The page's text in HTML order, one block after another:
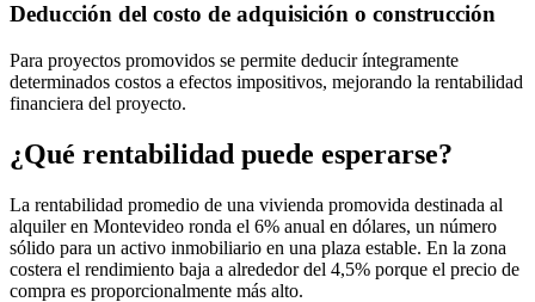
Deducción del costo de adquisición o construcción
Para proyectos promovidos se permite deducir íntegramente
determinados costos a efectos impositivos, mejorando la rentabilidad
financiera del proyecto.
¿Qué rentabilidad puede esperarse?
La rentabilidad promedio de una vivienda promovida destinada al
alquiler en Montevideo ronda el 6% anual en dólares, un número
sólido para un activo inmobiliario en una plaza estable. En la zona
costera el rendimiento baja a alrededor del 4,5% porque el precio de
compra es proporcionalmente más alto.